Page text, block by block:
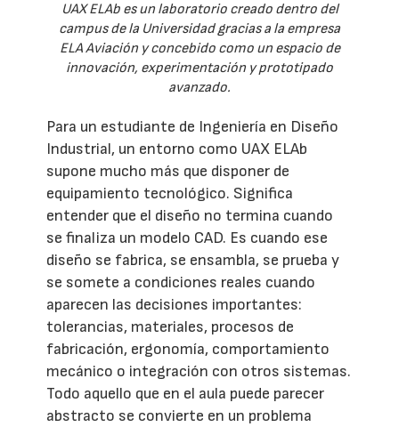
UAX ELAb es un laboratorio creado dentro del
campus de la Universidad gracias a la empresa
ELA Aviación y concebido como un espacio de
innovación, experimentación y prototipado
avanzado.
Para un estudiante de Ingeniería en Diseño
Industrial, un entorno como UAX ELAb
supone mucho más que disponer de
equipamiento tecnológico. Significa
entender que el diseño no termina cuando
se finaliza un modelo CAD. Es cuando ese
diseño se fabrica, se ensambla, se prueba y
se somete a condiciones reales cuando
aparecen las decisiones importantes:
tolerancias, materiales, procesos de
fabricación, ergonomía, comportamiento
mecánico o integración con otros sistemas.
Todo aquello que en el aula puede parecer
abstracto se convierte en un problema